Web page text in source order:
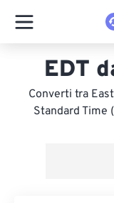
EDT
Converti tra
Standard Time